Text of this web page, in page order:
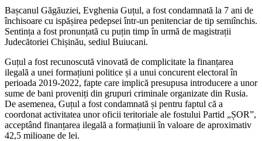
Bașcanul Găgăuziei, Evghenia Guțul, a fost condamnată la 7 ani de
închisoare cu ispășirea pedepsei într-un penitenciar de tip semiînchis.
Sentința a fost pronunțată cu puțin timp în urmă de magistrații
Judecătoriei Chișinău, sediul Buiucani.
Guțul a fost recunoscută vinovată de complicitate la finanțarea
ilegală a unei formațiuni politice și a unui concurent electoral în
perioada 2019-2022, fapte care implică presupusa introducere a unor
sume de bani proveniți din grupuri criminale organizate din Rusia.
De asemenea, Guțul a fost condamnată și pentru faptul că a
coordonat activitatea unor oficii teritoriale ale fostului Partid „ȘOR”,
acceptând finanțarea ilegală a formațiunii în valoare de aproximativ
42,5 milioane de lei.